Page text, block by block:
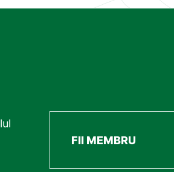
FII MEMBRU